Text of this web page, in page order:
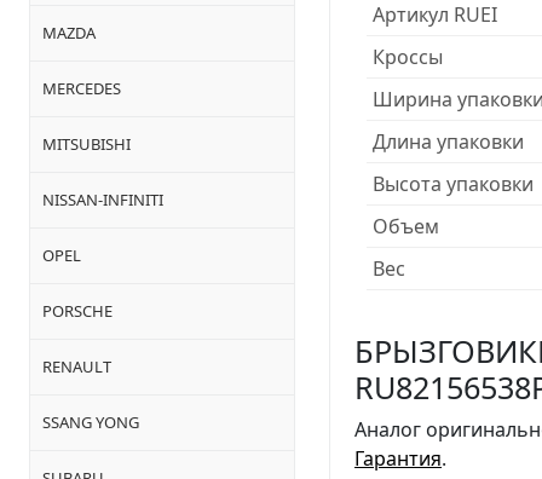
MAZDA
MERCEDES
MITSUBISHI
NISSAN-INFINITI
OPEL
PORSCHE
RENAULT
SSANG YONG
Артикул RUEI
Кроссы
Ширина
Длина упаковки
Высота упаковки
Объем
Вес
Аналог
Гарантия.